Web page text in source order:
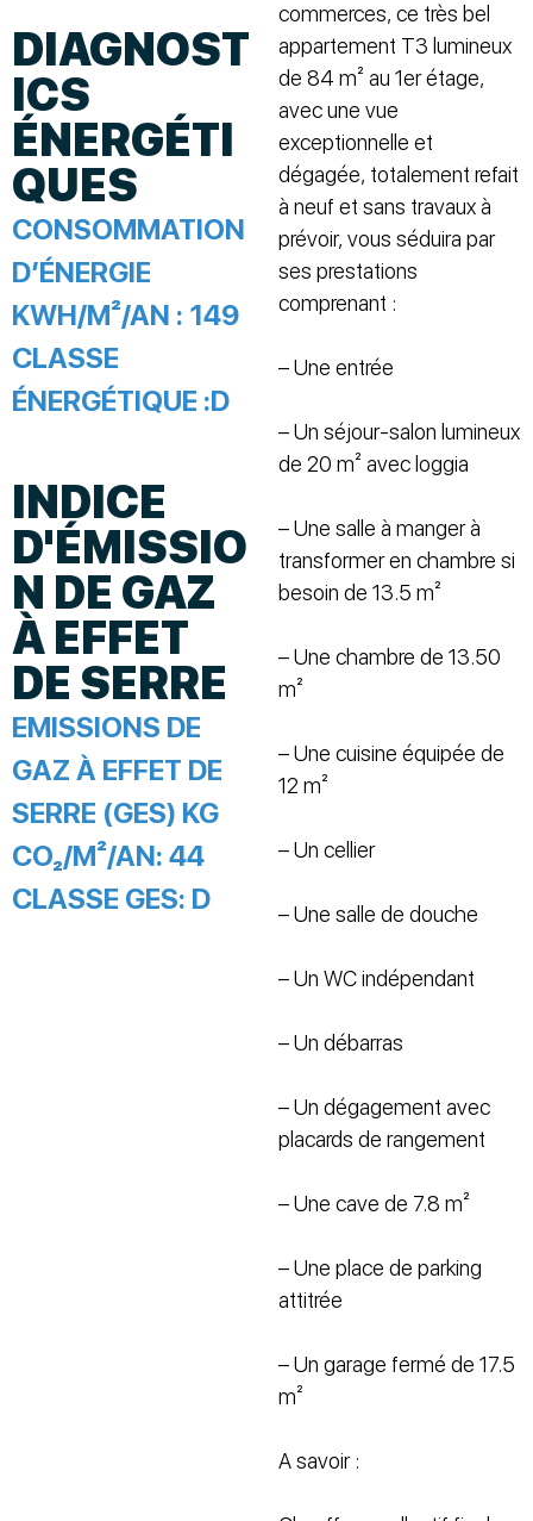
DIAGNOST
ICS
ÉNERGÉTI
QUES
CONSOMMATION
D’ÉNERGIE
KWH/M²/AN : 149
CLASSE
ÉNERGÉTIQUE :D
INDICE
D'ÉMISSIO
N DE GAZ
À EFFET
DE SERRE
EMISSIONS DE
GAZ À EFFET DE
SERRE (GES) KG
CO₂/M²/AN: 44
CLASSE GES: D
commerces, ce très bel
appartement T3 lumineux
de 84 m² au 1er étage,
avec une vue
exceptionnelle et
dégagée, totalement refait
à neuf et sans travaux à
prévoir, vous séduira par
ses prestations
comprenant :
– Une entrée
– Un séjour-salon lumineux
de 20 m² avec loggia
– Une salle à manger à
transformer en chambre si
besoin de 13.5 m²
– Une chambre de 13.50
m²
– Une cuisine équipée de
12 m²
– Un cellier
– Une salle de douche
– Un WC indépendant
– Un débarras
– Un dégagement avec
placards de rangement
– Une cave de 7.8 m²
– Une place de parking
attitrée
– Un garage fermé de 17.5
m²
A savoir :